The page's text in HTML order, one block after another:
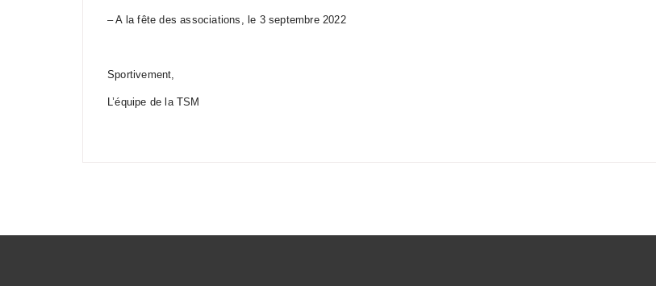
– A la fête des associations, le 3 septembre 2022
Sportivement,
L’équipe de la TSM